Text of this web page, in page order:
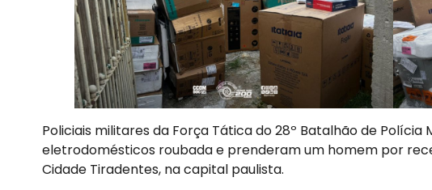
Policiais militares da Força Tática do 28º Batalhão de
eletrodomésticos roubada e prenderam um homem por
Cidade Tiradentes, na capital paulista.